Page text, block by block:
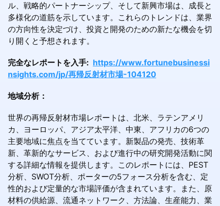
ル、戦略的パートナーシップ、そして新興市場は、成長と
多様化の道筋を示しています。これらのトレンドは、業界
の方向性を決定づけ、投資と開発のための新たな機会を切
り開くと予想されます。
完全なレポートを入手: https://www.fortunebusinessi
nsights.com/jp/再帰反射材市場-104120
地域分析：
世界の再帰反射材市場レポートは、北米、ラテンアメリ
カ、ヨーロッパ、アジア太平洋、中東、アフリカの6つの
主要地域に焦点を当てています。新製品の発売、技術革
新、革新的なサービス、および進行中の研究開発活動に関
する詳細な情報を提供します。このレポートには、PEST
分析、SWOT分析、ポーターの5フォース分析を含む、定
性的および定量的な市場評価が含まれています。また、原
材料の供給源、流通ネットワーク、方法論、生産能力、業